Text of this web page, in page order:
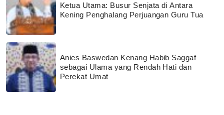
Ketua Utama: Busur Senjata di Antara
Kening Penghalang Perjuangan Guru Tua
Anies Baswedan Kenang Habib Saggaf
sebagai Ulama yang Rendah Hati dan
Perekat Umat